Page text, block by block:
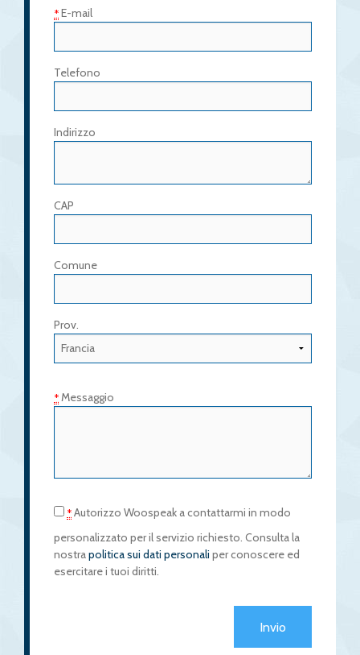
* E-mail
Telefono
Indirizzo
CAP
Comune
Prov.
* Messaggio
* Autorizzo Woospeak a contattarmi in modo
personalizzato per il servizio richiesto. Consulta la
nostrapolitica sui dati personali per conoscere ed
esercitare i tuoi diritti.